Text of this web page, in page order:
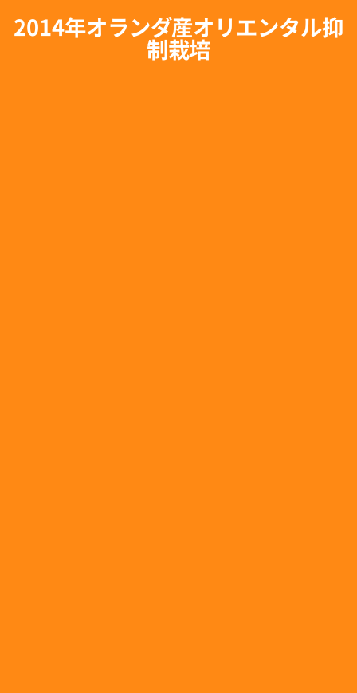
2014年オランダ産オリエンタル抑
制栽培